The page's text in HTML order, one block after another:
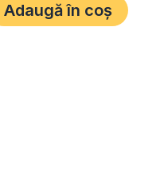
Adaugă în coș